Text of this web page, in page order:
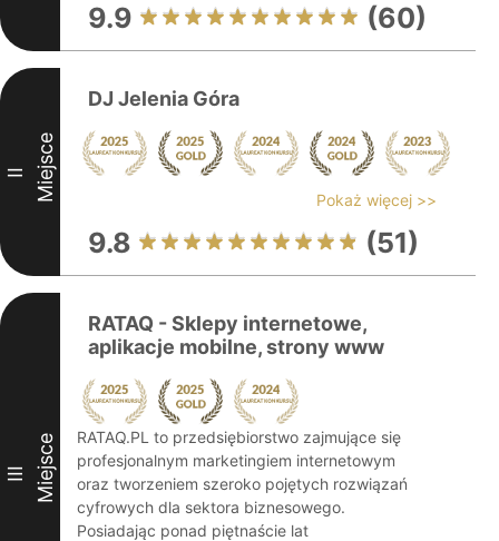
9.9 (60)
II Miejsce
DJ Jelenia Góra
Pokaż więcej >>
9.8 (51)
III Miejsce
RATAQ - Sklepy internetowe,
aplikacje mobilne, strony www
RATAQ.PL to przedsiębiorstwo zajmujące się
profesjonalnym marketingiem internetowym
oraz tworzeniem szeroko pojętych rozwiązań
cyfrowych dla sektora biznesowego.
Posiadając ponad piętnaście lat